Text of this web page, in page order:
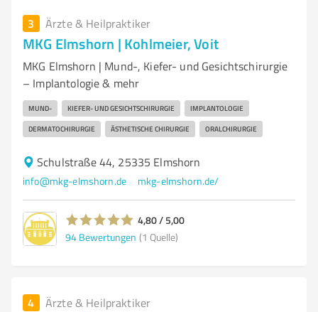
3 Ärzte & Heilpraktiker
MKG Elmshorn | Kohlmeier, Voit
MKG Elmshorn | Mund-, Kiefer- und Gesichtschirurgie
– Implantologie & mehr
MUND- KIEFER- UND GESICHTSCHIRURGIE IMPLANTOLOGIE
DERMATOCHIRURGIE ÄSTHETISCHE CHIRURGIE ORALCHIRURGIE
Schulstraße 44, 25335 Elmshorn
info@mkg-elmshorn.de mkg-elmshorn.de/
4,80 / 5,00
94 Bewertungen (1 Quelle)
4 Ärzte & Heilpraktiker